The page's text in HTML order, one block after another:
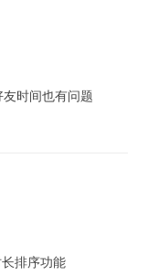
时间也有问题
排序功能